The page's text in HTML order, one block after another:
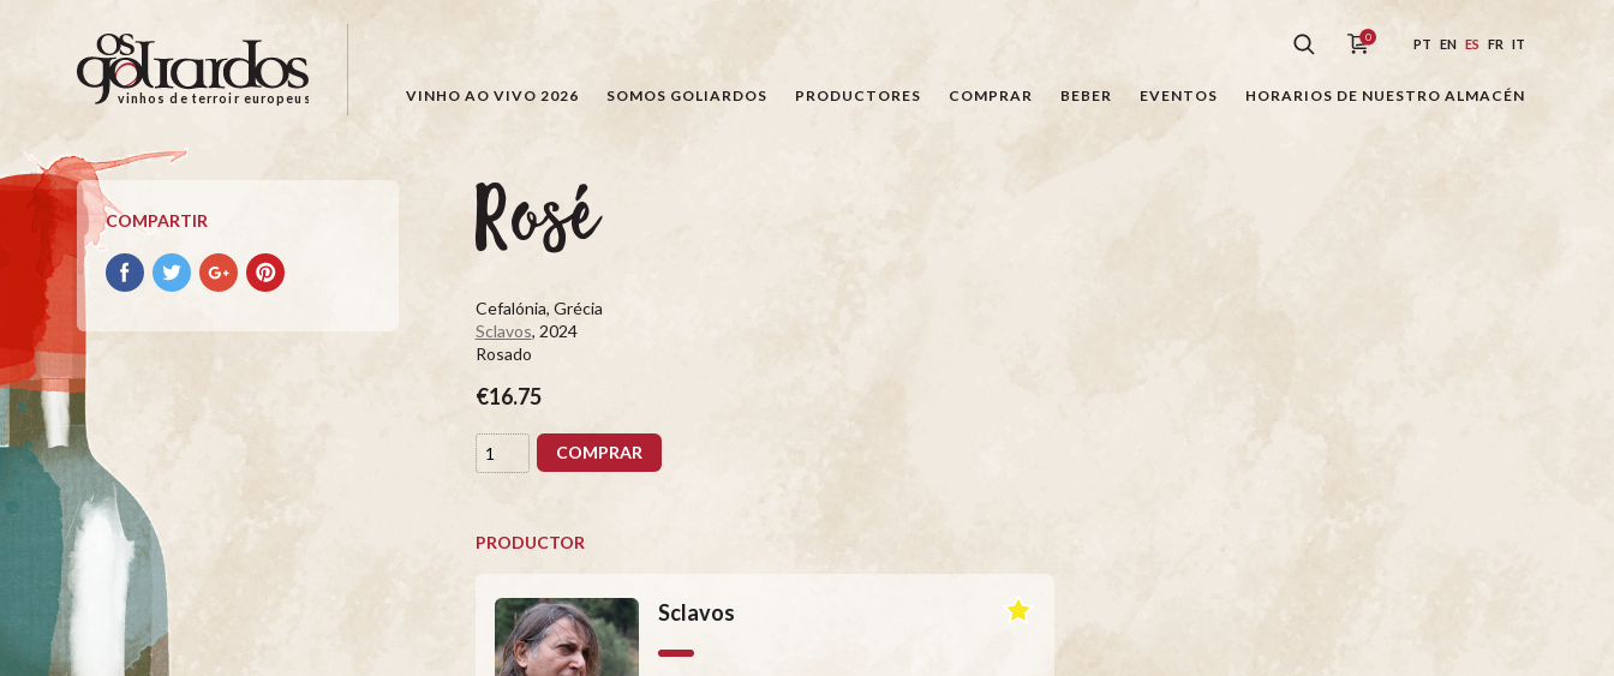
Os
Goliardos
Vinhos
de
Terroir
Europeus
vinhos de terroir europeus
0 PT EN ES FR IT
VINHO AO VIVO 2026 SOMOS GOLIARDOS PRODUCTORES COMPRAR BEBER EVENTOS HORARIOS DE NUESTRO ALMACÉN
COMPARTIR
Compartir
con
Compartir
con
Compartir
con
Compartir
con
Rosé
Cefalónia, Grécia
Sclavos, 2024
Rosado
€16.75
COMPRAR
PRODUCTOR
Sclavos